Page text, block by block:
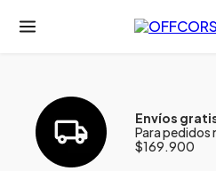
Envíos
Para pedidos
$169.900